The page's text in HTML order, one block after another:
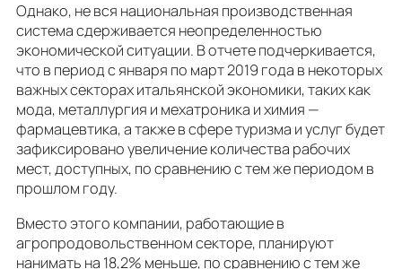
Однако, не вся национальная производственная
система сдерживается неопределенностью
экономической ситуации. В отчете подчеркивается,
что в период с января по март 2019 года в некоторых
важных секторах итальянской экономики, таких как
мода, металлургия и мехатроника и химия —
фармацевтика, а также в сфере туризма и услуг будет
зафиксировано увеличение количества рабочих
мест, доступных, по сравнению с тем же периодом в
прошлом году.
Вместо этого компании, работающие в
агропродовольственном секторе, планируют
нанимать на 18,2% меньше, по сравнению с тем же